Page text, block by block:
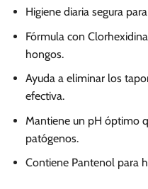
Higiene diaria segura
Fórmula con
hongos.
Ayuda a eliminar los
efectiva.
Mantiene un pH óptimo
patógenos.
Contiene Pantenol para